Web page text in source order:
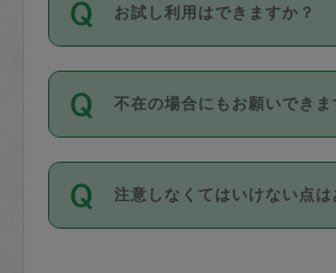
ールに記載していますので
を依頼してください。
※テストセンターの講評は
参考
【詳細】タスカジさ
す。
写真を撮り、
詳細FAQ：
損害賠償保険に
タスカジさんへ「募集」を
可能です。
す。
1. 直前キャンセル（定期、
共通）
72時間を超える※と、以下
料が発生します。
お試し利用はできますか？
「お試し利用」というメ
せんが、「一回のみ」依頼
とによって、気に入った
まず、条件の合う気にな
不在の場合にもお願いできま
不在の場合の作業はタス
が必要です。数回の依頼の
ジさんと依頼者の間で十
注意しなくてはいけない点は